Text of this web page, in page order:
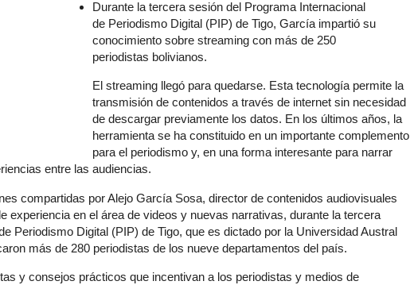
Durante la tercera sesión del Programa Internacional
de Periodismo Digital (PIP) de Tigo, García impartió su
conocimiento sobre streaming con más de 250
periodistas bolivianos.
El streaming llegó para quedarse. Esta tecnología permite la
transmisión de contenidos a través de internet sin necesidad
de descargar previamente los datos. En los últimos años, la
herramienta se ha constituido en un importante complemento
para el periodismo y, en una forma interesante para narrar
entre las audiencias.
compartidas por Alejo García Sosa, director de contenidos audiovisuales
experiencia en el área de videos y nuevas narrativas, durante la tercera
Periodismo Digital (PIP) de Tigo, que es dictado por la Universidad Austral
más de 280 periodistas de los nueve departamentos del país.
y consejos prácticos que incentivan a los periodistas y medios de